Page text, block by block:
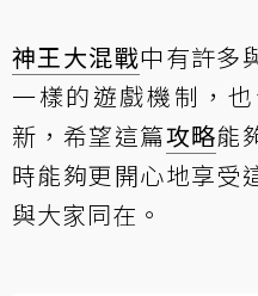
神王大混戰中有許多
一樣的遊戲機制，
新，希望這篇攻略能
時能夠更開心地享受
與大家同在。